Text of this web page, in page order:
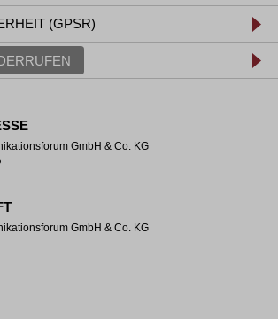
(GPSR)
GmbH & Co. KG
GmbH & Co. KG